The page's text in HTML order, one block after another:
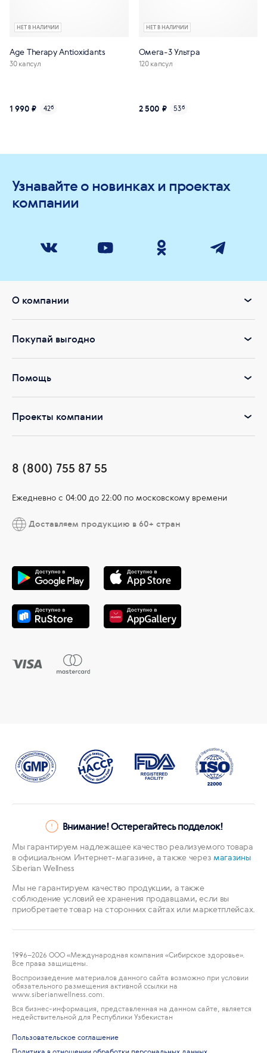
НЕТ В НАЛИЧИИ
Age Тhеrару Antioxidants
30 капсул
1 990 ₽ 42б
НЕТ В НАЛИЧИИ
Омега-3 Ультра
120 капсул
2 500 ₽ 53б
Узнавайте о новинках и проектах
компании
О компании
Покупай выгодно
Помощь
Проекты компании
8 (800) 755 87 55
Ежедневно c 04:00 до 22:00 по московскому времени
Доставляем продукцию в 60+ стран
Внимание! Остерегайтесь подделок!
Мы гарантируем надлежащее качество реализуемого товара
в официальном Интернет-магазине, а также через магазины
Siberian Wellness
Мы не гарантируем качество продукции, а также
соблюдение условий ее хранения продавцами, если вы
приобретаете товар на сторонних сайтах или маркетплейсах.
1996–2026 ООО «Международная компания «Сибирское здоровье».
Все права защищены.
Воспроизведение материалов данного сайта возможно при условии
обязательного размещения активной ссылки на
www.siberianwellness.com.
Вся бизнес-информация, представленная на данном сайте, является
недействительной для Республики Узбекистан
Пользовательское соглашение